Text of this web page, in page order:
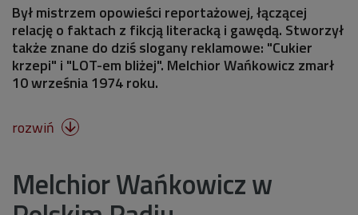
Był mistrzem opowieści reportażowej, łączącej
relację o faktach z fikcją literacką i gawędą. Stworzył
także znane do dziś slogany reklamowe: "Cukier
krzepi" i "LOT-em bliżej". Melchior Wańkowicz zmarł
10 września 1974 roku.
rozwiń 
Melchior Wańkowicz w